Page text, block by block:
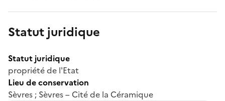
Statut juridique
Statut juridique
propriété de l'Etat
Lieu de conservation
Sèvres ; Sèvres – Cité de la Céramique